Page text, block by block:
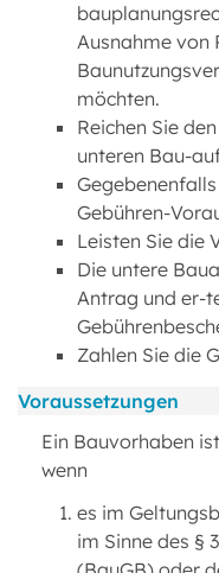
Ausnahme von
möchten.
Reichen Sie
unteren Bau-
Gebühren-
Leisten Sie die
Die untere
Antrag und er-
Zahlen Sie die
Voraussetzungen
Ein Bauvorhaben
wenn
es im
im Sinne des §